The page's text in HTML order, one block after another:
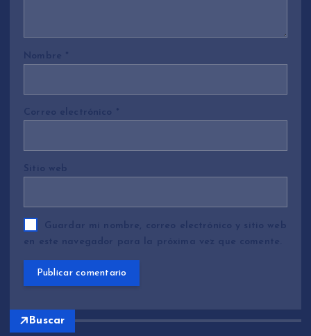
Nombre *
Correo electrónico *
Sitio web
Guardar mi nombre, correo electrónico y sitio web
en este navegador para la próxima vez que comente.
Buscar